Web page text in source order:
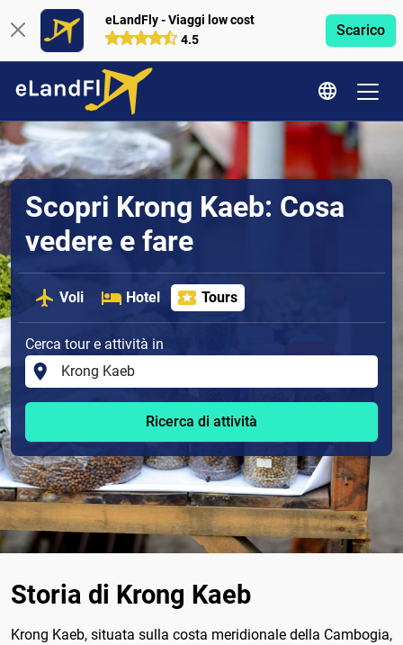
eLandFly - Viaggi low cost
4.5
Scarico
Scopri Krong Kaeb: Cosa
vedere e fare
Voli Hotel Tours
Cerca tour e attività in
Ricerca di attività
Storia di Krong Kaeb
Krong Kaeb, situata sulla costa meridionale della Cambogia,